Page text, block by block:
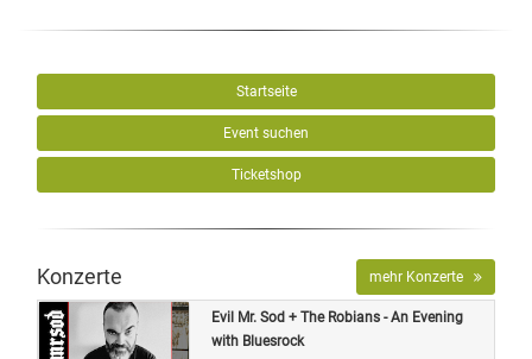
Startseite
Event suchen
Ticketshop
Konzerte mehr Konzerte
Evil Mr. Sod + The Robians - An Evening
with Bluesrock